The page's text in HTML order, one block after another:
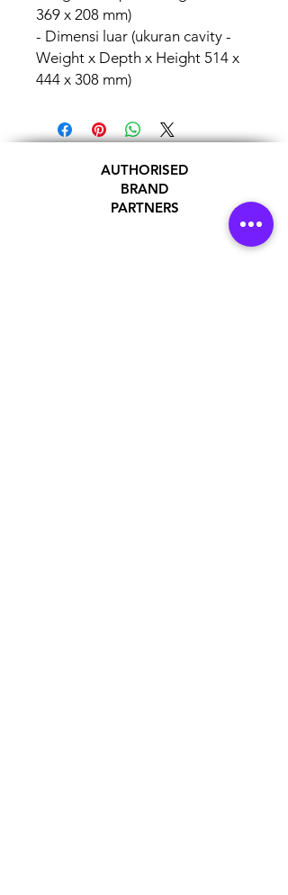
369 x 208 mm)
- Dimensi luar (ukuran cavity -
Weight x Depth x Height 514 x
444 x 308 mm)
AUTHORISED
BRAND
PARTNERS